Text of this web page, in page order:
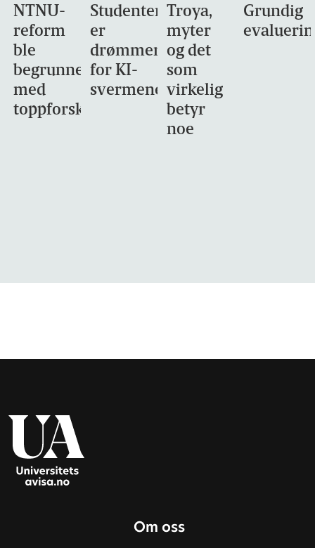
NTNU-
reform
ble
begrunnet
med
toppforskning
Studentene
er
drømmemålet
for KI-
svermene
Troya,
myter
og det
som
virkelig
betyr
noe
Grundig
Om oss